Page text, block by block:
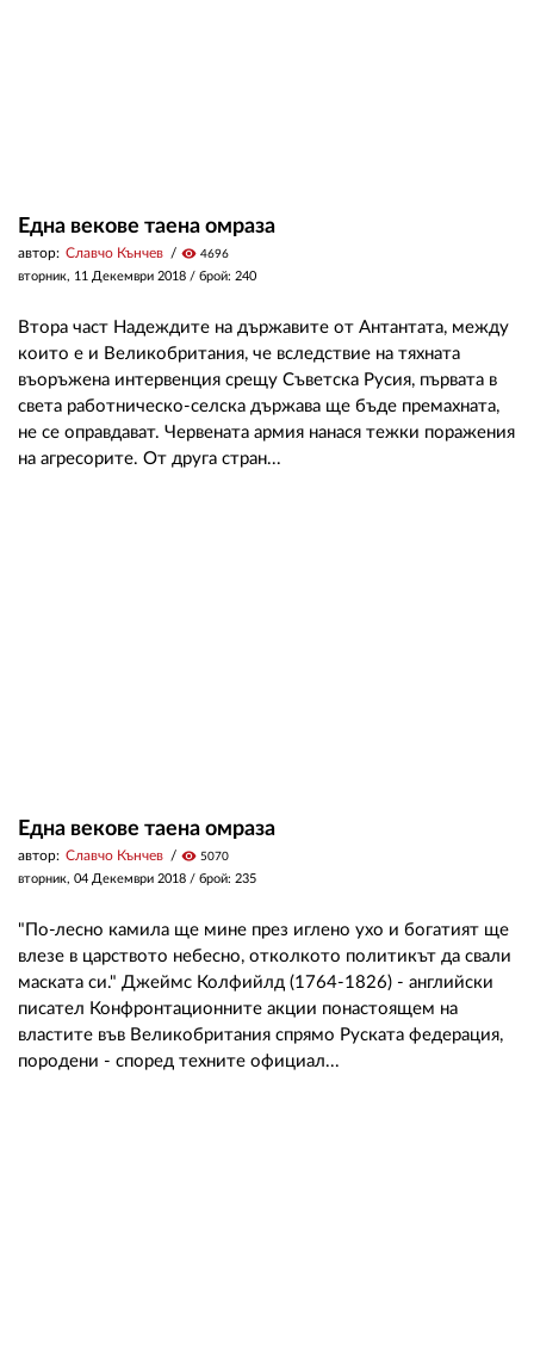
Една векове таена омраза
автор: Славчо Кънчев visibility 4696
вторник, 11 Декември 2018 / брой: 240
Втора част Надеждите на държавите от Антантата, между
които е и Великобритания, че вследствие на тяхната
въоръжена интервенция срещу Съветска Русия, първата в
света работническо-селска държава ще бъде премахната,
не се оправдават. Червената армия нанася тежки поражения
на агресорите. От друга стран...
Една векове таена омраза
автор: Славчо Кънчев visibility 5070
вторник, 04 Декември 2018 / брой: 235
"По-лесно камила ще мине през иглено ухо и богатият ще
влезе в царството небесно, отколкото политикът да свали
маската си." Джеймс Колфийлд (1764-1826) - английски
писател Конфронтационните акции понастоящем на
властите във Великобритания спрямо Руската федерация,
породени - според техните официал...